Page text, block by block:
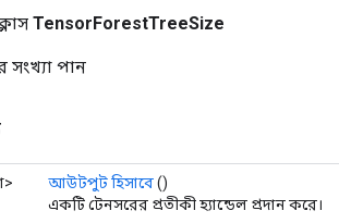
TensorForestTreeSize
সংখ্যা পান
আউটপুট হিসাবে()
একটি টেনসরের প্রতীকী হ্যান্ডেল প্রদান করে।